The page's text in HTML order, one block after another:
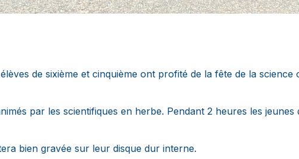
de sixième et cinquième ont profité de la fête de la
par les scientifiques en herbe. Pendant 2 heures les
bien gravée sur leur disque dur interne.